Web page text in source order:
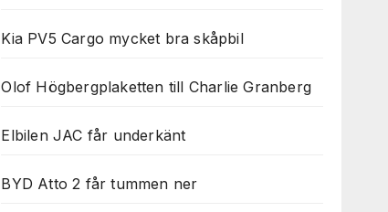
Kia PV5 Cargo mycket bra skåpbil
Olof Högbergplaketten till Charlie Granberg
Elbilen JAC får underkänt
BYD Atto 2 får tummen ner